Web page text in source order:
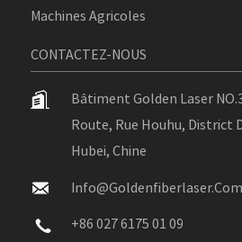
Machines Agricoles
CONTACTEZ-NOUS
Bâtiment Golden Laser
Route, Rue Houhu, District
Hubei, Chine
Info@goldenfiberlaser.com
+86 027 6175 01 09